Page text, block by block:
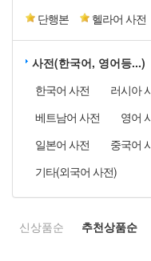
단행본
헬라어 사전
사전(한국어, 영어등...)
한국어 사전
러시아
베트남어 사전
영어
일본어 사전
중국어
기타(외국어 사전)
신상품순 추천상품순